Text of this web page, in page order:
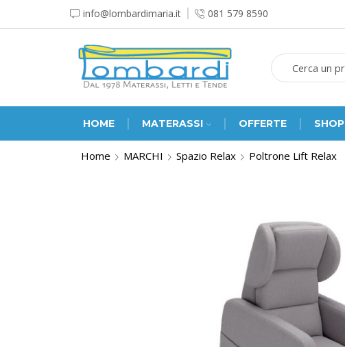
info@lombardimaria.it 081 579 8590
HOME MATERASSI OFFERTE SHOP
Home MARCHI Spazio Relax Poltrone Lift Relax